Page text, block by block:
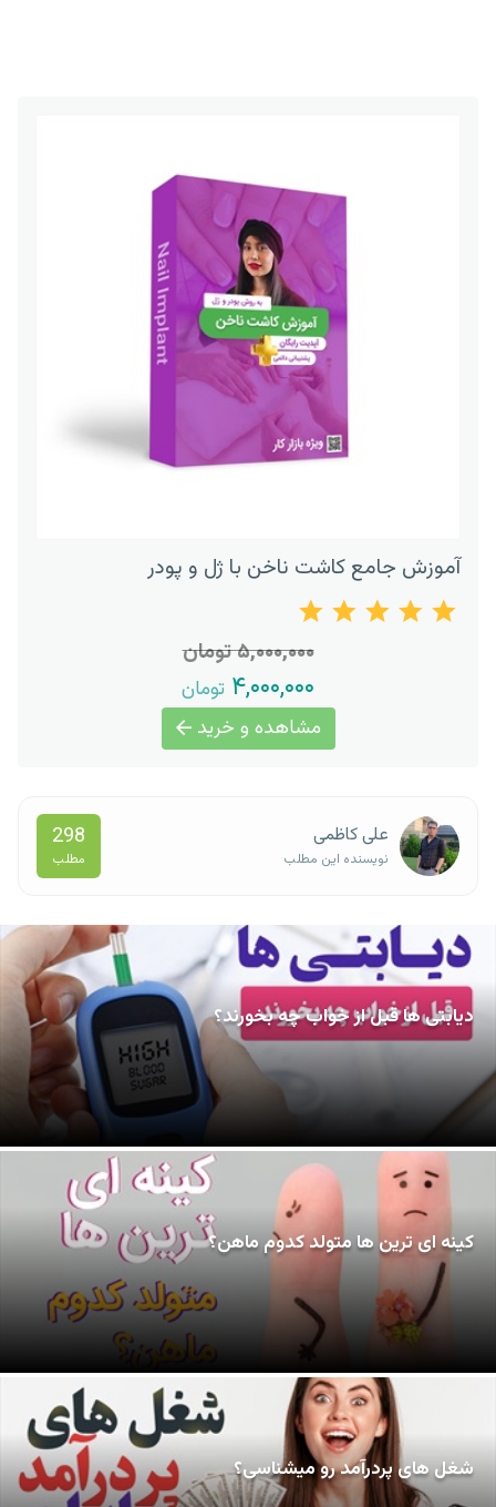
آموزش جامع کاشت ناخن با ژل و پودر
۵,۰۰۰,۰۰۰ تومان
۴,۰۰۰,۰۰۰ تومان
مشاهده و خرید
علی کاظمی
نویسنده این مطلب
298
مطلب
دیابتی ها قبل از خواب چه بخورند؟
کینه ای ترین ها متولد کدوم ماهن؟
شغل های پردرآمد رو میشناسی؟